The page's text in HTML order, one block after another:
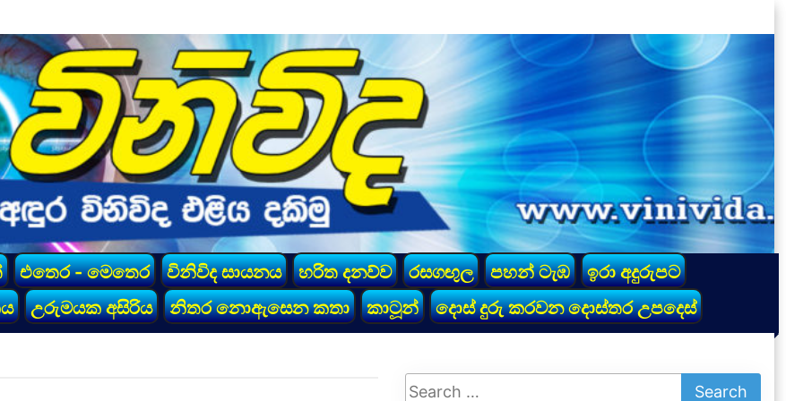
එතෙර - මෙතෙර විනිවිද සායනය හරිත දනව්ව රසගඟුල පහන් ටැඹ
ඉරා අදුරුපට
උරුමයක අසිරිය නිතර නොඇසෙන කතා කාටූන් දොස් දුරු කරවන දොස්තර උපදෙස්